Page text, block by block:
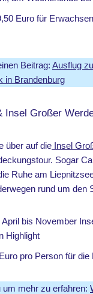
Euro für
Beitrag: Ausflug
in Brandenburg
Insel Großer
über auf die Insel
Sogar
Ruhe am
rund um den
bis November
Highlight
pro Person für die
um mehr zu erfahren: